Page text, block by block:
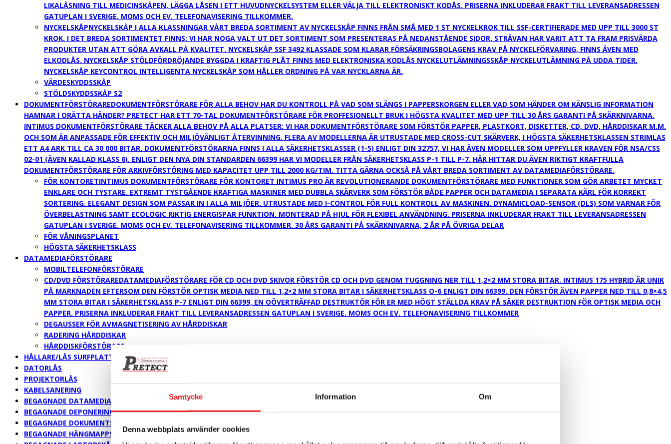
Samtycke Information Om
Denna webbplats använder cookies
LIKALÅSNING TILL MEDICINSKÅPEN, LÄGGA LÅSEN I ETT HUVUDNYCKELSYSTEM ELLER VÄLJA TILL ELEKTRONISKT KODÅS. PRISERNA INKLUDERAR FRAKT TILL LEVERANSADRESSEN
GATUPLAN I SVERIGE. MOMS OCH EV. TELEFONAVISERING TILLKOMMER.
NYCKELSKÅPNYCKELSKÅP I ALLA KLASSNINGAR VÅRT BREDA SORTIMENT AV NYCKELSKÅP FINNS FRÅN SMÅ MED 1 ST NYCKELKROK TILL SSF-CERTIFIERADE MED UPP TILL 3000 ST
KROK. I DET BREDA SORTIMENTET FINNS: VI HAR NOGA VALT UT DET SORTIMENT SOM PRESENTERAS PÅ NEDANSTÅENDE SIDOR. STRÄVAN HAR VARIT ATT TA FRAM PRISVÄRDA
PRODUKTER UTAN ATT GÖRA AVKALL PÅ KVALITET. NYCKELSKÅP SSF 3492 KLASSADE SOM KLARAR FÖRSÄKRINGSBOLAGENS KRAV PÅ NYCKELFÖRVARING, FINNS ÄVEN MED
ELKODLÅS. NYCKELSKÅP STÖLDFÖRDRÖJANDE BYGGDA I KRAFTIG PLÅT FINNS MED ELEKTRONISKA KODLÅS NYCKELUTLÄMNINGSSKÅP NYCKELUTLÄMNING PÅ UDDA TIDER.
NYCKELSKÅP KEYCONTROL INTELLIGENTA NYCKELSKÅP SOM HÅLLER ORDNING PÅ VAR NYCKLARNA ÄR.
VÄRDESKYDDSSKÅP
STÖLDSKYDDSSKÅP S2
DOKUMENTFÖRSTÖRAREDOKUMENTFÖRSTÖRARE FÖR ALLA BEHOV HAR DU KONTROLL PÅ VAD SOM SLÄNGS I PAPPERSKORGEN ELLER VAD SOM HÄNDER OM KÄNSLIG INFORMATION
HAMNAR I ORÄTTA HÄNDER? PRETECT HAR ETT 70-TAL DOKUMENTFÖRSTÖRARE FÖR PROFFESIONELLT BRUK I HÖGSTA KVALITET MED UPP TILL 30 ÅRS GARANTI PÅ SKÄRKNIVARNA.
INTIMUS DOKUMENTFÖRSTÖRARE TÄCKER ALLA BEHOV PÅ ALLA PLATSER: VI HAR DOKUMENTFÖRSTÖRARE SOM FÖRSTÖR PAPPER, PLASTKORT, DISKETTER, CD, DVD, HÅRDDISKAR M.M.
OCH SOM ÄR ANPASSADE FÖR EFFEKTIV OCH MILJÖVÄNLIGT ÅTERVINNING. FLERA AV MODELLERNA ÄR UTRUSTADE MED CROSS-CUT SKÄRVERK, I HÖGSTA SÄKERHETSKLASSEN STRIMLAS
ETT A4 ARK TILL CA 30 000 BITAR. DOKUMENTFÖRSTÖRARNA FINNS I ALLA SÄKERHETSKLASSER (1-5) ENLIGT DIN 32757, VI HAR ÄVEN MODELLER SOM UPPFYLLER KRAVEN FÖR NSA/CSS
02-01 (ÄVEN KALLAD KLASS 6). ENLIGT DEN NYA DIN STANDARDEN 66399 HAR VI MODELLER FRÅN SÄKERHETSKLASS P-1 TILL P-7. HÄR HITTAR DU ÄVEN RIKTIGT KRAFTFULLA
DOKUMENTFÖRSTÖRARE FÖR ARKIVFÖRSTÖRING MED KAPACITET UPP TILL 2000 KG/TIM. TITTA GÄRNA OCKSÅ PÅ VÅRT BREDA SORTIMENT AV DATAMEDIAFÖRSTÖRARE.
FÖR KONTORETINTIMUS DOKUMENTFÖRSTÖRARE FÖR KONTORET INTIMUS PRO ÄR REVOLUTIONERANDE DOKUMENTFÖRSTÖRARE MED FUNKTIONER SOM GÖR ARBETET MYCKET
ENKLARE OCH TYSTARE. EXTREMT TYSTGÅENDE KRAFTIGA MASKINER MED DUBBLA SKÄRVERK SOM FÖRSTÖR BÅDE PAPPER OCH DATAMEDIA I SEPARATA KÄRL FÖR KORREKT
SORTERING. ELEGANT DESIGN SOM PASSAR IN I ALLA MILJÖER. UTRUSTADE MED I-CONTROL FÖR FULL KONTROLL AV MASKINEN. DYNAMICLOAD-SENSOR (DLS) SOM VARNAR FÖR
ÖVERBELASTNING SAMT ECOLOGIC RIKTIG ENERGISPAR FUNKTION. MONTERAD PÅ HJUL FÖR FLEXIBEL ANVÄNDNING. PRISERNA INKLUDERAR FRAKT TILL LEVERANSADRESSEN
GATUPLAN I SVERIGE. MOMS OCH EV. TELEFONAVISERING TILLKOMMER. 30 ÅRS GARANTI PÅ SKÄRKNIVARNA, 2 ÅR PÅ ÖVRIGA DELAR
FÖR VÅNINGSPLANET
HÖGSTA SÄKERHETSKLASS
DATAMEDIAFÖRSTÖRARE
MOBILTELEFONFÖRSTÖRARE
CD/DVD FÖRSTÖRAREDATAMEDIAFÖRSTÖRARE FÖR CD OCH DVD SKIVOR FÖRSTÖR CD OCH DVD GENOM TUGGNING NER TILL 1,2×2 MM STORA BITAR. INTIMUS 175 HYBRID ÄR UNIK
PÅ MARKNADEN EFTERSOM DEN FÖRSTÖR OPTISK MEDIA NED TILL 1,2×2 MM STORA BITAR I SÄKERHETSKLASS O-6 ENLIGT DIN 66399. DEN FÖRSTÖR ÄVEN PAPPER NED TILL 0,8×4,5
MM STORA BITAR I SÄKERHETSKLASS P-7 ENLIGT DIN 66399, EN OÖVERTRÄFFAD DESTRUKTÖR FÖR ER MED HÖGT STÄLLDA KRAV PÅ SÄKER DESTRUKTION FÖR OPTISK MEDIA OCH
PAPPER. PRISERNA INKLUDERAR FRAKT TILL LEVERANSADRESSEN GATUPLAN I SVERIGE. MOMS OCH EV. TELEFONAVISERING TILLKOMMER
DEGAUSSER FÖR AVMAGNETISERING AV HÅRDDISKAR
RADERING HÅRDDISKAR
HÅRDDISKFÖRSTÖRARE
HÅLLARE/LÅS SURFPLATTOR
DATORLÅS
PROJEKTORLÅS
KABELSANERING
BEGAGNADE DATAMEDIASKÅP
BEGAGNADE DEPONERINGSSKÅP
BEGAGNADE DOKUMENTSKÅP
BEGAGNADE HÄNGMAPPSSKÅP